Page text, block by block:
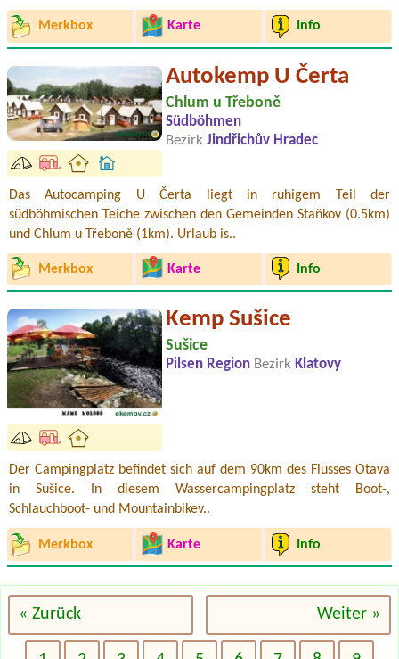
Merkbox Karte Info
Autokemp U Čerta
Chlum u Třeboně
Südböhmen
Bezirk Jindřichův Hradec
Das Autocamping U Čerta liegt in ruhigem Teil der
südböhmischen Teiche zwischen den Gemeinden Staňkov (0.5km)
und Chlum u Třeboně (1km). Urlaub is..
Merkbox Karte Info
Kemp Sušice
Sušice
Pilsen Region Bezirk Klatovy
Der Campingplatz befindet sich auf dem 90km des Flusses Otava
in Sušice. In diesem Wassercampingplatz steht Boot-,
Schlauchboot- und Mountainbikev..
Merkbox Karte Info
« Zurück Weiter »